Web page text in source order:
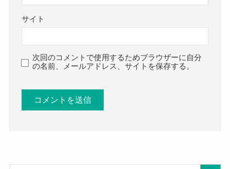
サイト
次回のコメントで使用するためブラウザーに自分
の名前、メールアドレス、サイトを保存する。